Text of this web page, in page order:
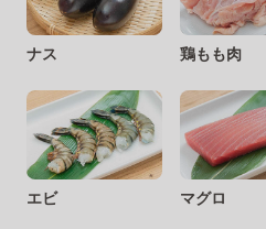
ナス 鶏もも肉
エビ マグロ